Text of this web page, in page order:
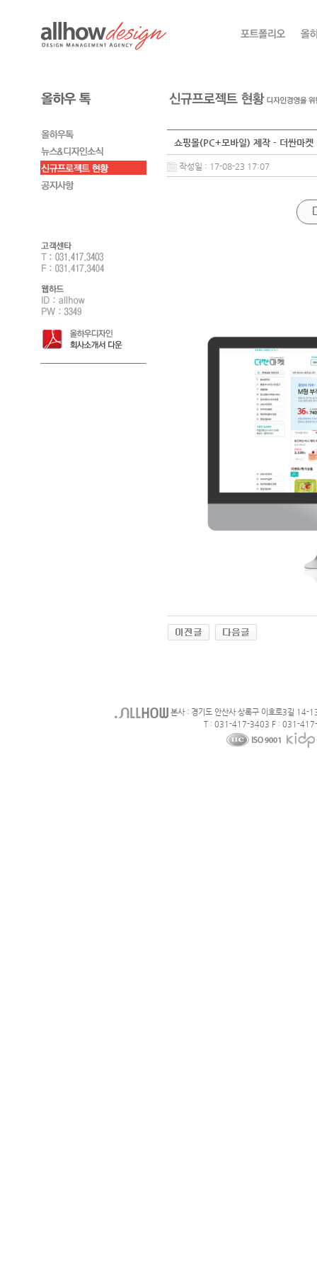
쇼핑몰(PC+모바일) 제작 - 더싼마켓
작성일 : 17-08-23 17:07
본사 : 경기도 안산사 상록구 이호로3길 14-
T : 031-417-3403 F : 031-